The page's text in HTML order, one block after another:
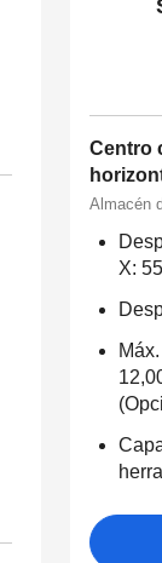
Centro
Almacén
X: